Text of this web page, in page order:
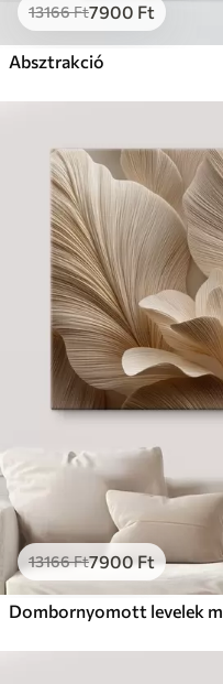
13166Ft7900 Ft
Absztrakció
13166Ft7900 Ft